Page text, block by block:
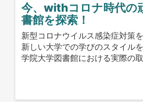
今、withコロナ時代の
書館を探索！
新型コロナウイルス感染症対策
新しい大学での学びのスタイル
学院大学図書館における実際の